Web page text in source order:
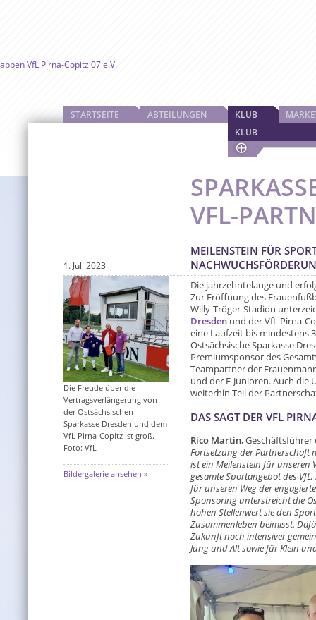
STARTSEITE ABTEILUNGEN
KLUB
KLUB
VFL-
MEILENSTEIN FÜR
1. Juli 2023
Die jahrzehntelange und
Zur Eröffnung des
Willy-Tröger-Stadion
Dresden und der VfL Pirna-
eine Laufzeit bis mindestens
Ostsächsische Sparkasse
Premiumsponsor des
Teampartner der
und der E-Junioren. Auch die
weiterhin Teil der
DAS SAGT DER VFL
Rico Martin, Geschäftsführer
Fortsetzung der Partnerschaft
ist ein Meilenstein für unseren
gesamte Sportangebot des
für unseren Weg der
Sponsoring unterstreicht die
hohen Stellenwert sie den
Zusammenleben beimisst.
Zukunft noch intensiver
Jung und Alt sowie für Klein
Die Freude über die
Vertragsverlängerung von
der Ostsächsischen
Sparkasse Dresden und dem
VfL Pirna-Copitz ist groß.
Foto: VfL
Bildergalerie ansehen »